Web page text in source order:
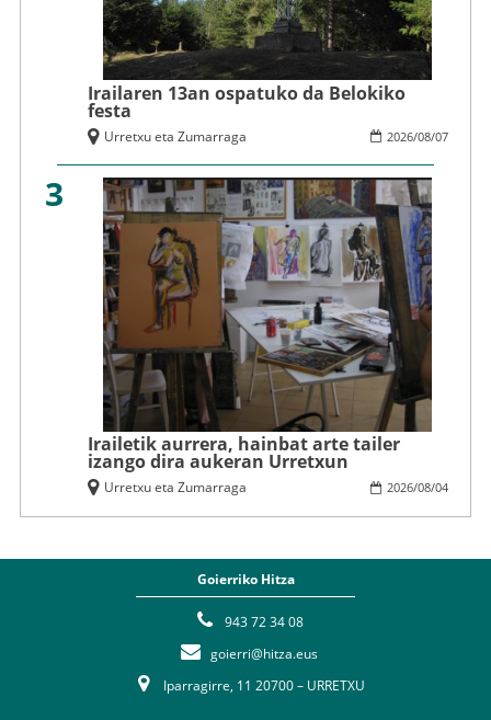
Irailaren 13an ospatuko da Belokiko
festa
2026/08/07
Urretxu eta Zumarraga
3
Irailetik aurrera, hainbat arte tailer
izango dira aukeran Urretxun
2026/08/04
Urretxu eta Zumarraga
Goierriko Hitza
943 72 34 08
goierri@hitza.eus
Iparragirre, 11 20700 – URRETXU